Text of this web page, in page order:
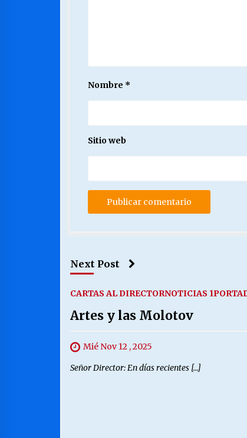
Nombre *
Sitio web
Next Post
CARTAS AL DIRECTORNOTICIAS 1
Artes y las Molotov
Mié Nov 12 , 2025
Señor Director: En días recientes […]